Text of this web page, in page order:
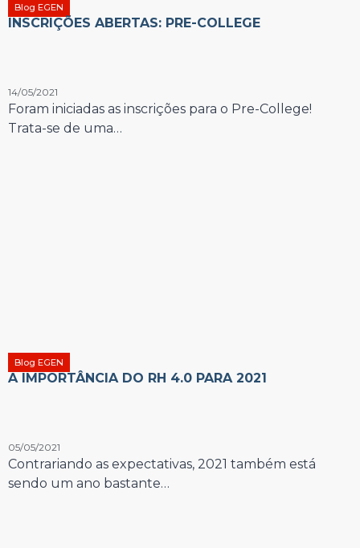
Blog EGEN
INSCRIÇÕES ABERTAS: PRE-COLLEGE
14/05/2021
Foram iniciadas as inscrições para o Pre-College!
Trata-se de uma…
Blog EGEN
A IMPORTÂNCIA DO RH 4.0 PARA 2021
05/05/2021
Contrariando as expectativas, 2021 também está
sendo um ano bastante…